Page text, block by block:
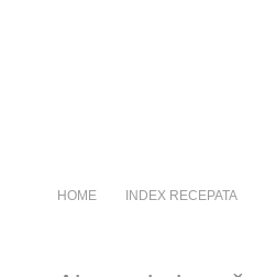
HOME INDEX RECEPATA